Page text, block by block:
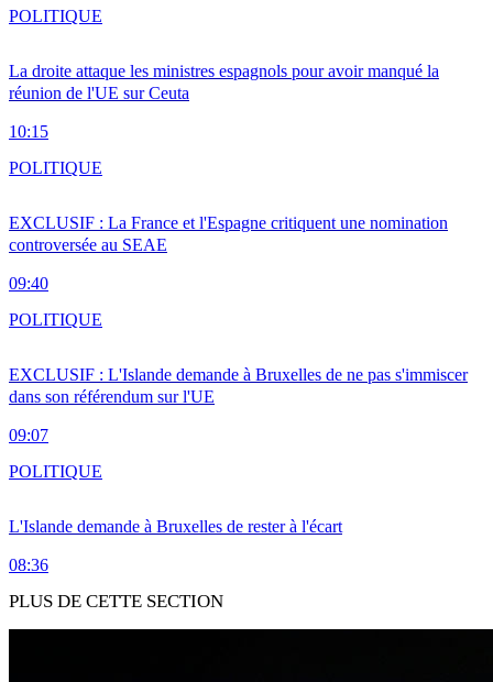
La droite attaque les ministres espagnols pour avoir manqué la
réunion de l'UE sur Ceuta
10:15
POLITIQUE
EXCLUSIF : La France et l'Espagne critiquent une nomination
controversée au SEAE
09:40
POLITIQUE
EXCLUSIF : L'Islande demande à Bruxelles de ne pas s'immiscer
dans son référendum sur l'UE
09:07
POLITIQUE
L'Islande demande à Bruxelles de rester à l'écart
08:36
POLITIQUE
PLUS DE CETTE SECTION